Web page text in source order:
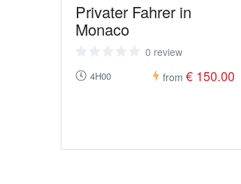
Privater Fahrer in
Monaco
0 review
4H00 from € 150.00